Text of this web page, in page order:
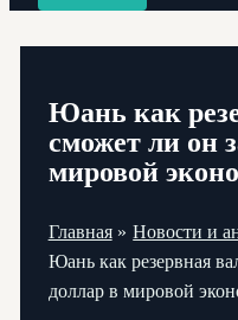
Юань как
сможет ли он
мировой
Главная
Новости и
Юань как резервная
доллар в мировой